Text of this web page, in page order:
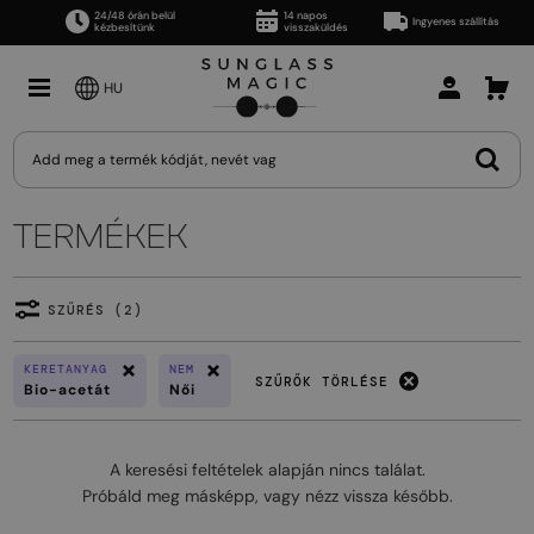
24/48 órán belül
kézbesítünk
14 napos
visszaküldés
Ingyenes szállítás
HU
TERMÉKEK
SZŰRÉS (2)
KERETANYAG
Bio-acetát
NEM
Női SZŰRŐK TÖRLÉSE
A keresési feltételek alapján nincs találat.
Próbáld meg másképp, vagy nézz vissza később.